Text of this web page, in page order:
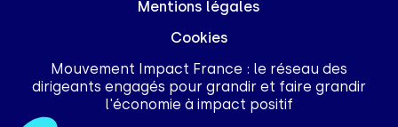
Mentions légales
Cookies
Mouvement Impact France : le réseau des
dirigeants engagés pour grandir et faire grandir
l'économie à impact positif